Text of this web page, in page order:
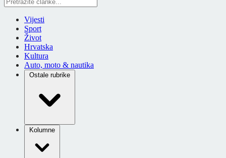
Vijesti
Sport
Život
Hrvatska
Kultura
Auto, moto & nautika
Ostale rubrike
Kolumne